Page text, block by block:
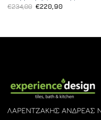
€234,00 Original
€220,90Η
ΛΑΡΕΝΤΖΑΚΗΣ ΑΝΔΡΕΑΣ